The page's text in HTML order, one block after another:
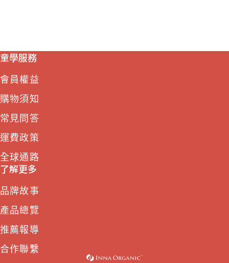
童學服務
會員權益
購物須知
常見問答
運費政策
全球通路
了解更多
品牌故事
產品總覽
推薦報導
合作聯繫